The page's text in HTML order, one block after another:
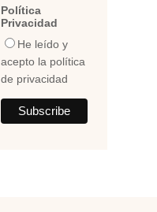
Política
Privacidad
He leído y
acepto la política
de privacidad